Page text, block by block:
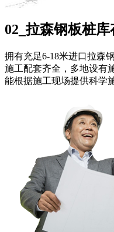
02_拉森钢板桩
拥有充足6-18米进口拉森
施工配套齐全，多地设有
能根据施工现场提供科学